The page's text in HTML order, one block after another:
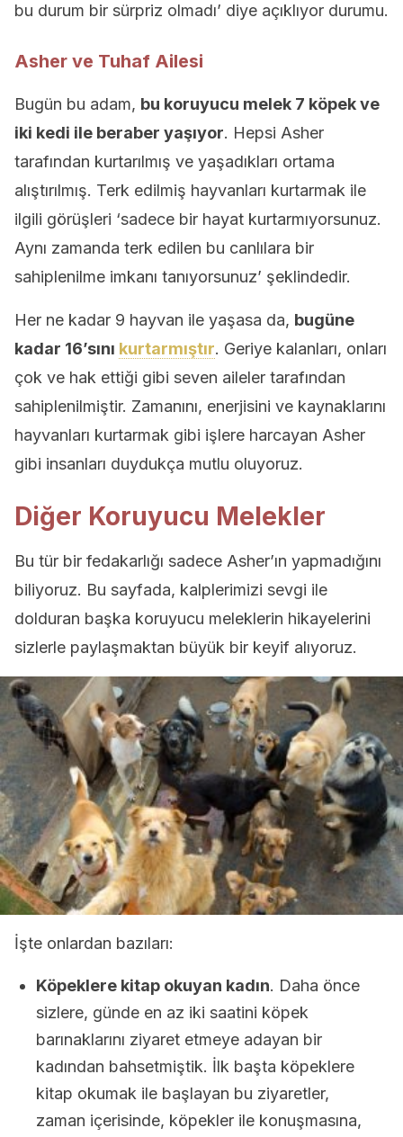
bu durum bir sürpriz olmadı’ diye açıklıyor durumu.
Asher ve Tuhaf Ailesi
Bugün bu adam, bu koruyucu melek 7 köpek ve
iki kedi ile beraber yaşıyor. Hepsi Asher
tarafından kurtarılmış ve yaşadıkları ortama
alıştırılmış. Terk edilmiş hayvanları kurtarmak ile
ilgili görüşleri ‘sadece bir hayat kurtarmıyorsunuz.
Aynı zamanda terk edilen bu canlılara bir
sahiplenilme imkanı tanıyorsunuz’ şeklindedir.
Her ne kadar 9 hayvan ile yaşasa da, bugüne
kadar 16’sını kurtarmıştır. Geriye kalanları, onları
çok ve hak ettiği gibi seven aileler tarafından
sahiplenilmiştir. Zamanını, enerjisini ve kaynaklarını
hayvanları kurtarmak gibi işlere harcayan Asher
gibi insanları duydukça mutlu oluyoruz.
Diğer Koruyucu Melekler
Bu tür bir fedakarlığı sadece Asher’ın yapmadığını
biliyoruz. Bu sayfada, kalplerimizi sevgi ile
dolduran başka koruyucu meleklerin hikayelerini
sizlerle paylaşmaktan büyük bir keyif alıyoruz.
İşte onlardan bazıları:
Köpeklere kitap okuyan kadın. Daha önce
sizlere, günde en az iki saatini köpek
barınaklarını ziyaret etmeye adayan bir
kadından bahsetmiştik. İlk başta köpeklere
kitap okumak ile başlayan bu ziyaretler,
zaman içerisinde, köpekler ile konuşmasına,